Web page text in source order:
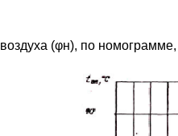
(φн), по